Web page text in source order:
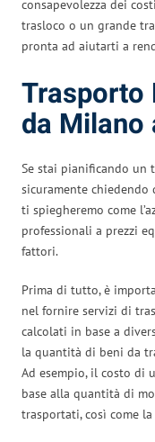
consapevolezza dei
trasloco o un grande
pronta ad aiutarti a
Trasporto
da Milano
Se stai pianificando un
sicuramente
ti spiegheremo come
professionali a prezzi
fattori.
Prima di tutto, è
nel fornire servizi di
calcolati in base a
la quantità di beni da
Ad esempio, il costo di
base alla quantità di
trasportati, così come